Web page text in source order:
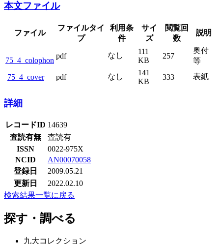
本文ファイル
ファイル
ファイルタイ
プ
利用条
件
サイ
ズ
閲覧回
数
説明
75_4_colophon
pdf なし
111
KB
257
奥付
等
75_4_cover
pdf なし
141
KB
333 表紙
詳細
レコードID 14639
査読有無
査読有
ISSN
0022-975X
NCID
AN00070058
登録日
2009.05.21
更新日
2022.02.10
検索結果一覧に戻る
探す・調べる
九大コレクション